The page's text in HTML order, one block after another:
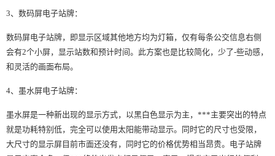
3、数码屏电子站牌：
数码屏电子站牌，即显示区域其他地方均为灯箱，仅有每条公交信息右侧
会有2个小屏，显示站数和预计时间。此方案也是比较简化，少了-些动感，
和灵活的画面布局。
4、墨水屏电子站牌：
墨水屏是一种新出现的显示方式，以黑白色显示为主，***主要突出的特点
就是功耗特别低，完全可以使用太阳能带动显示。同时它的尺寸也受限，
大尺寸的显示屏目前市面还没有，同时它的价格优势相当昂贵。电子站牌